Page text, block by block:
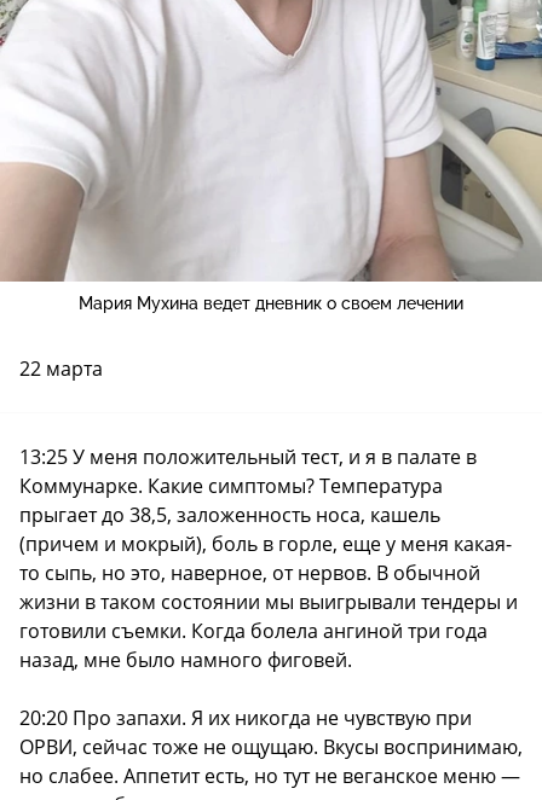
Мария Мухина ведет дневник о своем лечении
22 марта
13:25 У меня положительный тест, и я в палате в
Коммунарке. Какие симптомы? Температура
прыгает до 38,5, заложенность носа, кашель
(причем и мокрый), боль в горле, еще у меня какая-
то сыпь, но это, наверное, от нервов. В обычной
жизни в таком состоянии мы выигрывали тендеры и
готовили съемки. Когда болела ангиной три года
назад, мне было намного фиговей.
20:20 Про запахи. Я их никогда не чувствую при
ОРВИ, сейчас тоже не ощущаю. Вкусы воспринимаю,
но слабее. Аппетит есть, но тут не веганское меню —